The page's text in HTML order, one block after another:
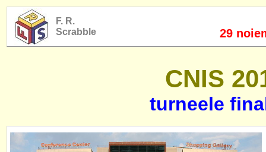
F. R.
Scrabble
29
CNIS
turneele